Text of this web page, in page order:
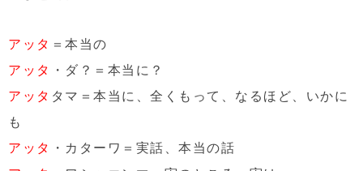
アッタ ＝本当の
アッタ ・ダ？＝本当に？
アッタ タマ＝本当に、全くもって、なるほど、いかに
も
アッタ ・カターワ＝実話、本当の話